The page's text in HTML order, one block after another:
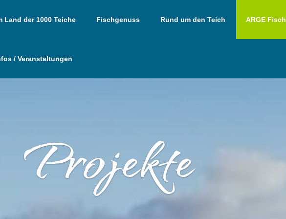
Land der 1000 Teiche Fischgenuss Rund um den Teich ARGE Fisch
/ Veranstaltungen
Projekte